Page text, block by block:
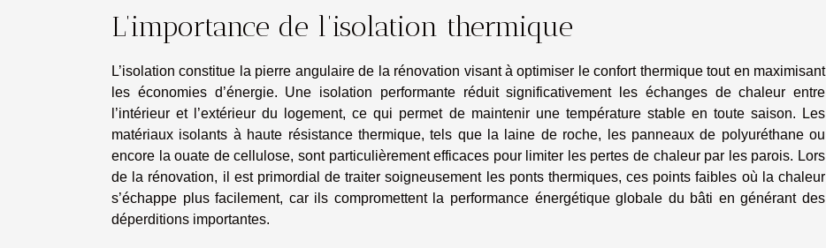
L’importance de l’isolation thermique
L’isolation constitue la pierre angulaire de la rénovation visant à optimiser le confort thermique tout en maximisant
les économies d’énergie. Une isolation performante réduit significativement les échanges de chaleur entre
l’intérieur et l’extérieur du logement, ce qui permet de maintenir une température stable en toute saison. Les
matériaux isolants à haute résistance thermique, tels que la laine de roche, les panneaux de polyuréthane ou
encore la ouate de cellulose, sont particulièrement efficaces pour limiter les pertes de chaleur par les parois. Lors
de la rénovation, il est primordial de traiter soigneusement les ponts thermiques, ces points faibles où la chaleur
s’échappe plus facilement, car ils compromettent la performance énergétique globale du bâti en générant des
déperditions importantes.